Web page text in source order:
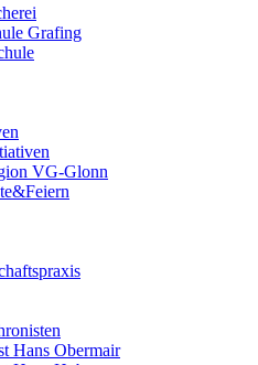
Grafing
VG-Glonn
Hans Obermair